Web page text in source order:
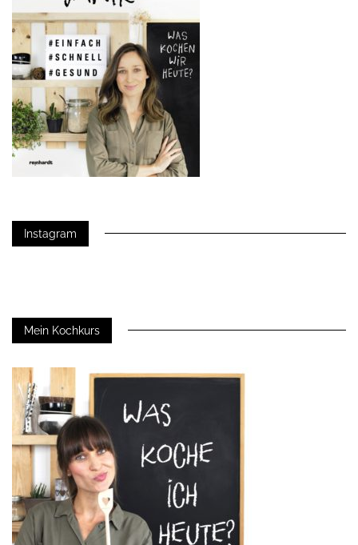
Instagram
Mein Kochkurs